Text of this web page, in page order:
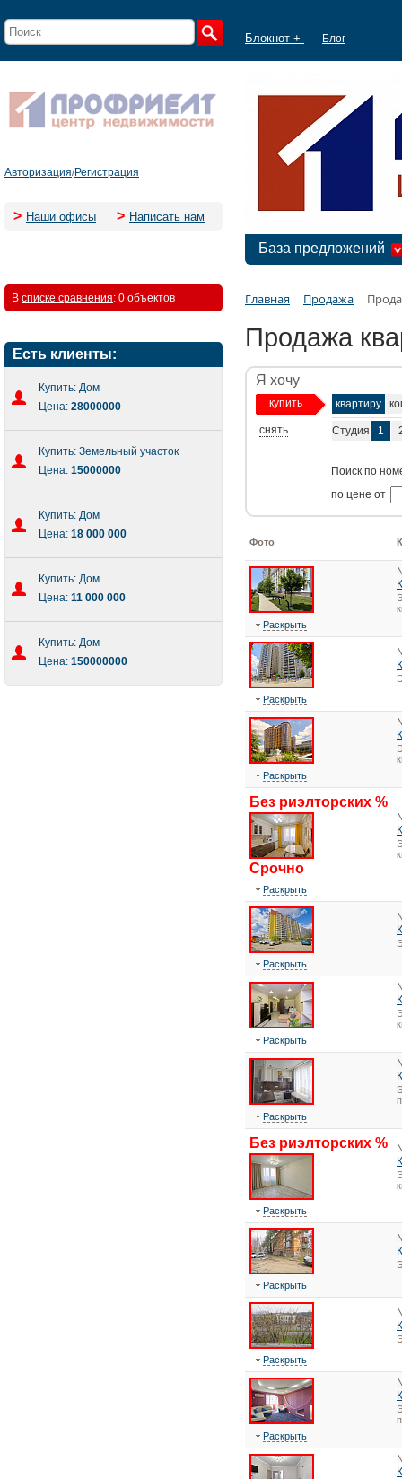
Блокнот + Блог
Авторизация/Регистрация
> Наши офисы > Написать нам
База предложений
В списке сравнения: 0 объектов
Есть клиенты:
Купить: Дом
Цена: 28000000
Купить: Земельный участок
Цена: 15000000
Купить: Дом
Цена: 18 000 000
Купить: Дом
Цена: 11 000 000
Купить: Дом
Цена: 150000000
Главная Продажа
Продажа
Я хочу
купить
снять
квартиру
Студия 1
Поиск по
по цене от
Фото
Раскрыть
Раскрыть
Раскрыть
Без риэлторских %
Срочно
Раскрыть
Раскрыть
Раскрыть
Раскрыть
Без риэлторских %
Раскрыть
Раскрыть
Раскрыть
Раскрыть